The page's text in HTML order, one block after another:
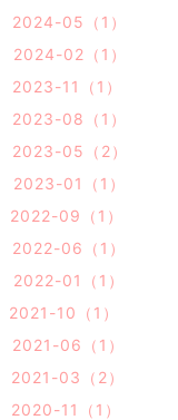
2024-05（1）
2024-02（1）
2023-11（1）
2023-08（1）
2023-05（2）
2023-01（1）
2022-09（1）
2022-06（1）
2022-01（1）
2021-10（1）
2021-06（1）
2021-03（2）
2020-11（1）